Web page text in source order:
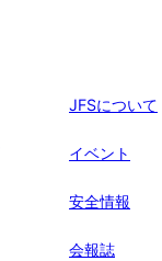
JFSについて
イベント
安全情報
会報誌